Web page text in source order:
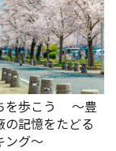
を歩こう ～豊
の記憶をたどる
ング～